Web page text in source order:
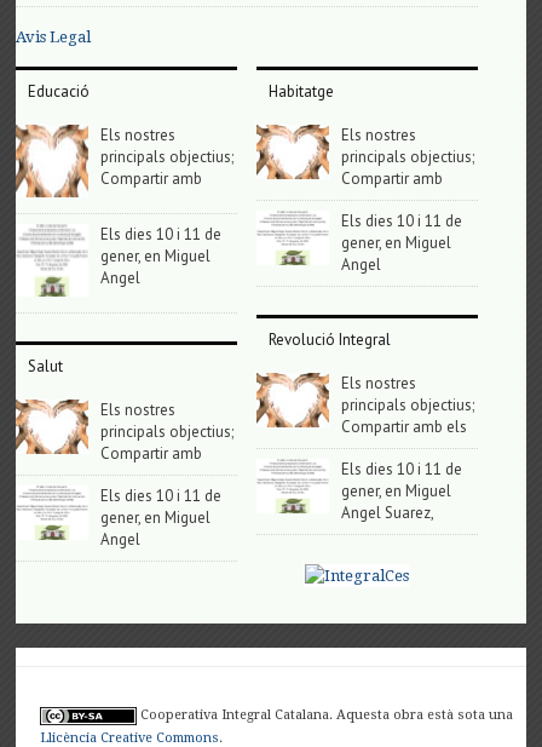
Avis Legal
Educació
Els nostres
principals objectius;
Compartir amb
Els dies 10 i 11 de
gener, en Miguel
Angel
Salut
Els nostres
principals objectius;
Compartir amb
Els dies 10 i 11 de
gener, en Miguel
Angel
Habitatge
Els nostres
principals objectius;
Compartir amb
Els dies 10 i 11 de
gener, en Miguel
Angel
Revolució Integral
Els nostres
principals objectius;
Compartir amb els
Els dies 10 i 11 de
gener, en Miguel
Angel Suarez,
Cooperativa Integral Catalana. Aquesta obra està sota una
Llicència Creative Commons.